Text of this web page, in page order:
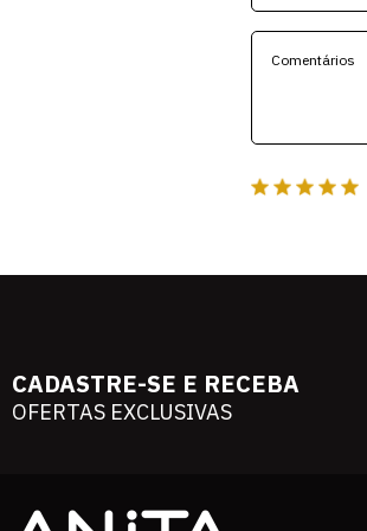
CADASTRE-SE E RECEBA
OFERTAS EXCLUSIVAS